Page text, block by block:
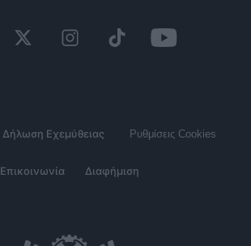
Δήλωση Εχεμύθειας Ρυθμίσεις Cookies
Επικοινωνία Διαφήμιση